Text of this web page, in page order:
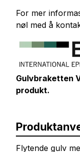
For mer
nøl med å
Gulvbraketten
produkt.
Flytende gulv